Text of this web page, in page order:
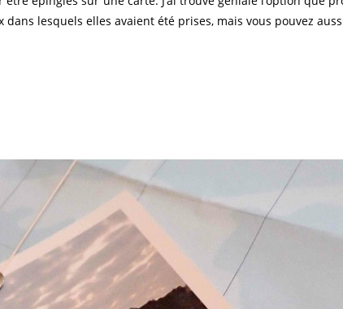
lesquels elles avaient été prises, mais vous pouvez